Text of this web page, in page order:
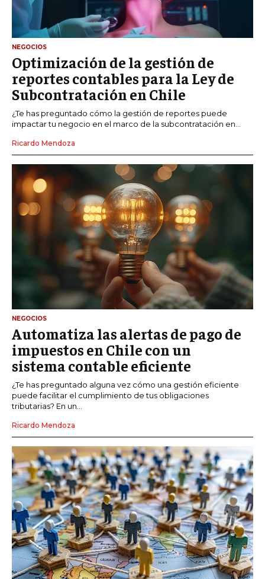
NEGOCIOS
Optimización de la gestión de
reportes contables para la Ley de
Subcontratación en Chile
¿Te has preguntado cómo la gestión de reportes puede
impactar tu negocio en el marco de la subcontratación en...
Ricardo Mendoza
NEGOCIOS
Automatiza las alertas de pago de
impuestos en Chile con un
sistema contable eficiente
¿Te has preguntado alguna vez cómo una gestión eficiente
puede facilitar el cumplimiento de tus obligaciones
tributarias? En un...
Ricardo Mendoza